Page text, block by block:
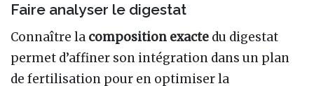
Faire analyser le digestat
Connaître la composition exacte du digestat
permet d’affiner son intégration dans un plan
de fertilisation pour en optimiser la